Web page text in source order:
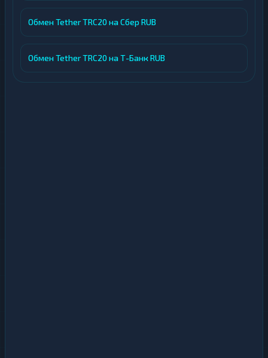
Обмен Tether TRC20 на Сбер RUB
Обмен Tether TRC20 на Т-Банк RUB